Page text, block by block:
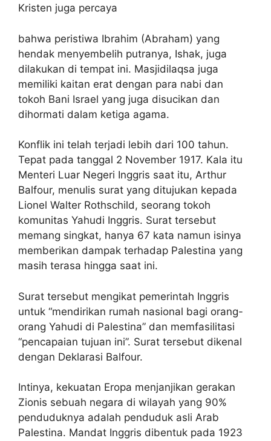
Kristen juga percaya
bahwa peristiwa Ibrahim (Abraham) yang
hendak menyembelih putranya, Ishak, juga
dilakukan di tempat ini. Masjidilaqsa juga
memiliki kaitan erat dengan para nabi dan
tokoh Bani Israel yang juga disucikan dan
dihormati dalam ketiga agama.
Konflik ini telah terjadi lebih dari 100 tahun.
Tepat pada tanggal 2 November 1917. Kala itu
Menteri Luar Negeri Inggris saat itu, Arthur
Balfour, menulis surat yang ditujukan kepada
Lionel Walter Rothschild, seorang tokoh
komunitas Yahudi Inggris. Surat tersebut
memang singkat, hanya 67 kata namun isinya
memberikan dampak terhadap Palestina yang
masih terasa hingga saat ini.
Surat tersebut mengikat pemerintah Inggris
untuk “mendirikan rumah nasional bagi orang-
orang Yahudi di Palestina” dan memfasilitasi
“pencapaian tujuan ini”. Surat tersebut dikenal
dengan Deklarasi Balfour.
Intinya, kekuatan Eropa menjanjikan gerakan
Zionis sebuah negara di wilayah yang 90%
penduduknya adalah penduduk asli Arab
Palestina. Mandat Inggris dibentuk pada 1923